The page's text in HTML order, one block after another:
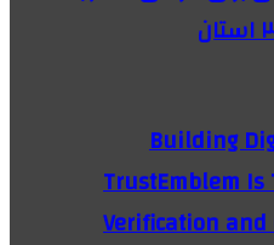
Building
TrustEmblem
Verification and